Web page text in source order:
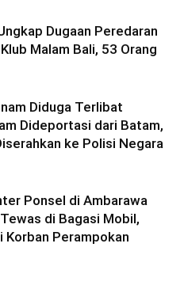
Dugaan Peredaran
Malam Bali, 53 Orang
Diduga Terlibat
Dideportasi dari Batam,
ke Polisi Negara
Ponsel di Ambarawa
di Bagasi Mobil,
Korban Perampokan